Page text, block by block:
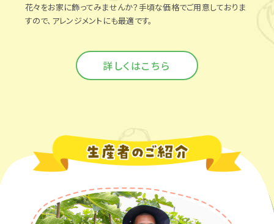
花々をお家に飾ってみませんか？手頃な価格でご用意しておりま
すので、アレンジメントにも最適です。
詳しくはこちら